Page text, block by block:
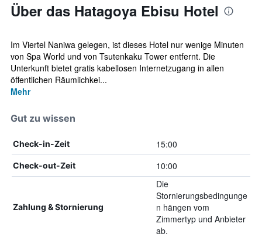
Über das Hatagoya Ebisu Hotel
Im Viertel Naniwa gelegen, ist dieses Hotel nur wenige Minuten
von Spa World und von Tsutenkaku Tower entfernt. Die
Unterkunft bietet gratis kabellosen Internetzugang in allen
öffentlichen Räumlichkei...
Mehr
Gut zu wissen
Check-in-Zeit 15:00
Check-out-Zeit 10:00
Zahlung & Stornierung
Die
Stornierungsbedingunge
n hängen vom
Zimmertyp und Anbieter
ab.